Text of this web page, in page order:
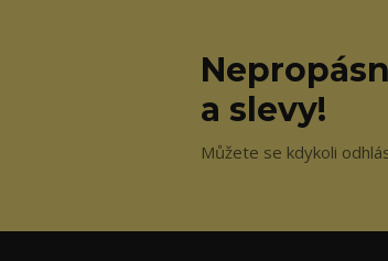
a slevy!
Můžete se kdykoli